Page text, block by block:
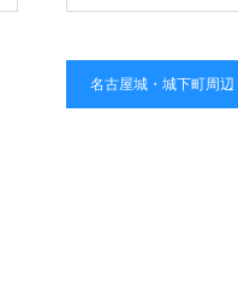
名古屋城・城下町周辺